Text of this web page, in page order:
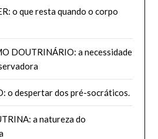
o que resta quando o corpo
DOUTRINÁRIO: a necessidade
o despertar dos pré-socráticos.
a natureza do